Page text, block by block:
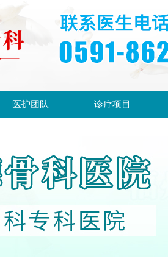
医护团队 诊疗项目